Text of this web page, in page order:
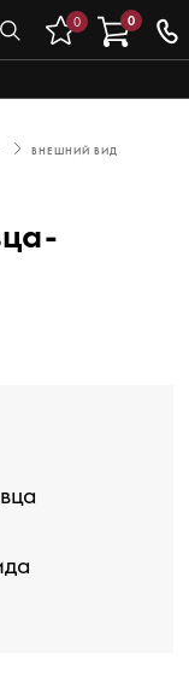
0 0
ВНЕШНИЙ ВИД